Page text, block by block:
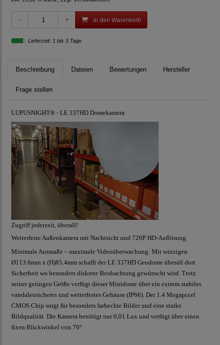
in den Warenkorb
Lieferzeit: 1 bis 3 Tage
Beschreibung Dateien Bewertungen Hersteller
Frage stellen
LUPUSNIGHT® - LE 337HD Domekamera
Zugriff jederzeit, überall!
Wetterfeste Außenkamera mit Nachtsicht und 720P HD-Auflösung
Minimale Ausmaße – maximale Videoüberwachung: Mit winzigen
Ø113.6mm x (H)85.4mm schafft der LE 337HD Geodome überall dort
Sicherheit wo besonders diskrete Beobachtung gewünscht wird. Trotz
seiner geringen Größe verfügt dieser Minidome über ein extrem stabiles
vandalensicheres und wetterfestes Gehäuse (IP66). Der 1.4 Megapixel
CMOS Chip sorgt für besonders farbechte Bilder und eine starke
Bildqualität. Die Kamera benötigt nur 0,01 Lux und verfügt über einen
fixen Blickwinkel von 70°.